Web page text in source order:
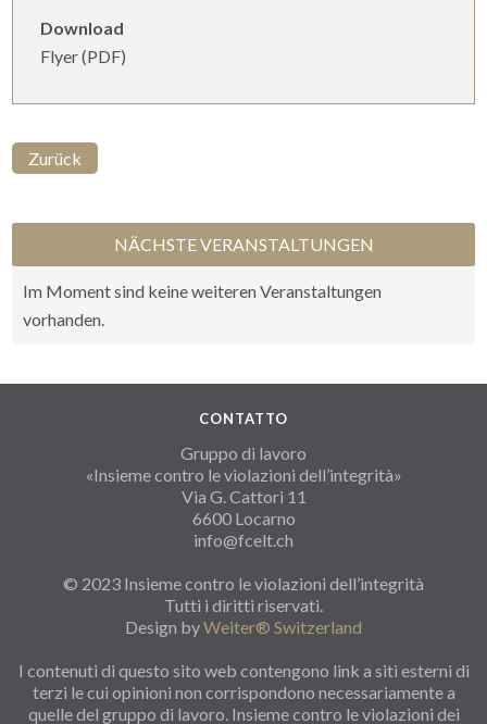
Download
Flyer (PDF)
Zurück
NÄCHSTE VERANSTALTUNGEN
Im Moment sind keine weiteren Veranstaltungen
vorhanden.
CONTATTO
Gruppo di lavoro
«Insieme contro le violazioni dell’integrità»
Via G. Cattori 11
6600 Locarno
info@fcelt.ch
© 2023 Insieme contro le violazioni dell’integrità
Tutti i diritti riservati.
Design byWeiter® Switzerland
I contenuti di questo sito web contengono link a siti esterni di
terzi le cui opinioni non corrispondono necessariamente a
quelle del gruppo di lavoro. Insieme contro le violazioni dei